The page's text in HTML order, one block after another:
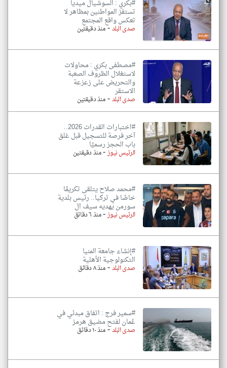
#بكري : السوشيال ميديا
تستفز المواطنين بمظاهر لا
تعكس واقع المجتمع
صدى البلد-منذ دقيقتين
#مصطفى بكري : محاولات
لاستغلال الظروف الصعبة
والتحريض على زعزعة
الاستقر
صدى البلد-منذ دقيقتين
#اختبارات القدرات 2026..
آخر فرصة للتسجيل قبل غلق
باب الحجز رسميًا
الرئيس نيوز-منذ دقيقتين
#محمد صلاح يتلقى تكريمًا
خاصًا في تركيا.. رئيس بلدية
سورمن يهديه سيف ال
الرئيس نيوز-منذ ٦ دقائق
#إنشاء جامعة المنيا
التكنولوجية الأهلية
صدى البلد-منذ ٨ دقائق
#سمير فرج : اتفاق مبدئي في
عُمان لفتح مضيق هرمز
صدى البلد-منذ ١٠ دقائق